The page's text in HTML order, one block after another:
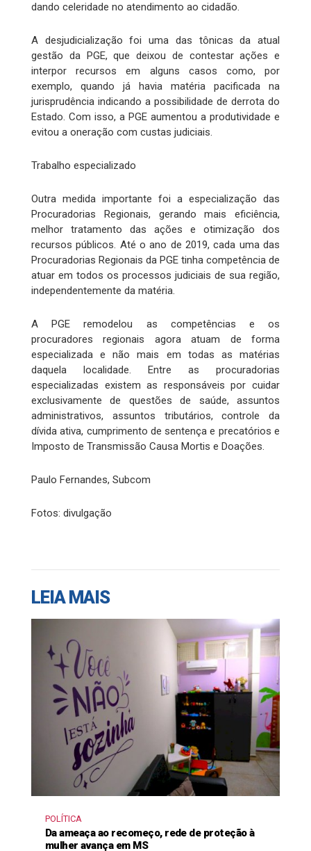
dando celeridade no atendimento ao cidadão.
A desjudicialização foi uma das tônicas da atual
gestão da PGE, que deixou de contestar ações e
interpor recursos em alguns casos como, por
exemplo, quando já havia matéria pacificada na
jurisprudência indicando a possibilidade de derrota do
Estado. Com isso, a PGE aumentou a produtividade e
evitou a oneração com custas judiciais.
Trabalho especializado
Outra medida importante foi a especialização das
Procuradorias Regionais, gerando mais eficiência,
melhor tratamento das ações e otimização dos
recursos públicos. Até o ano de 2019, cada uma das
Procuradorias Regionais da PGE tinha competência de
atuar em todos os processos judiciais de sua região,
independentemente da matéria.
A PGE remodelou as competências e os
procuradores regionais agora atuam de forma
especializada e não mais em todas as matérias
daquela localidade. Entre as procuradorias
especializadas existem as responsáveis por cuidar
exclusivamente de questões de saúde, assuntos
administrativos, assuntos tributários, controle da
dívida ativa, cumprimento de sentença e precatórios e
Imposto de Transmissão Causa Mortis e Doações.
Paulo Fernandes, Subcom
Fotos: divulgação
LEIA MAIS
POLÍTICA
Da ameaça ao recomeço, rede de proteção à
mulher avança em MS